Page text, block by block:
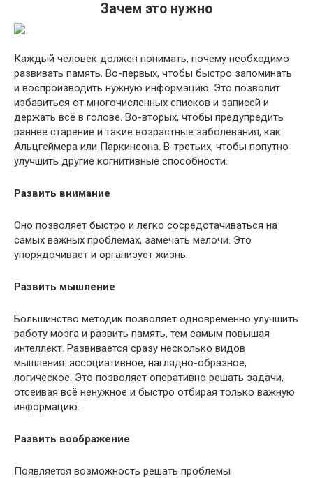
Зачем это нужно
Каждый человек должен понимать, почему необходимо
развивать память. Во-первых, чтобы быстро запоминать
и воспроизводить нужную информацию. Это позволит
избавиться от многочисленных списков и записей и
держать всё в голове. Во-вторых, чтобы предупредить
раннее старение и такие возрастные заболевания, как
Альцгеймера или Паркинсона. В-третьих, чтобы попутно
улучшить другие когнитивные способности.
Развить внимание
Оно позволяет быстро и легко сосредотачиваться на
самых важных проблемах, замечать мелочи. Это
упорядочивает и организует жизнь.
Развить мышление
Большинство методик позволяет одновременно улучшить
работу мозга и развить память, тем самым повышая
интеллект. Развивается сразу несколько видов
мышления: ассоциативное, наглядно-образное,
логическое. Это позволяет оперативно решать задачи,
отсеивая всё ненужное и быстро отбирая только важную
информацию.
Развить воображение
Появляется возможность решать проблемы